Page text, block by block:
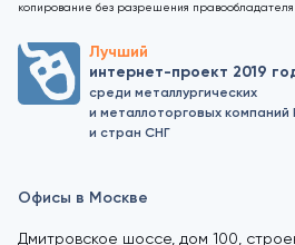
копирование без разрешения
Лучший
интернет-проект 2019
среди металлургических
и металлоторговых компаний
и стран СНГ
Офисы в Москве
Дмитровское шоссе, дом 100,